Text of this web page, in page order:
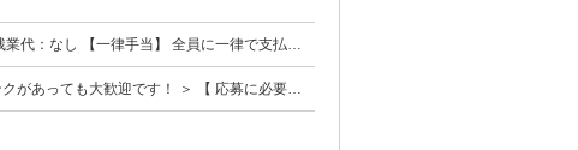
大歓迎です！ ＞ 【 応募に必要な
等の語学系資格 【 こ